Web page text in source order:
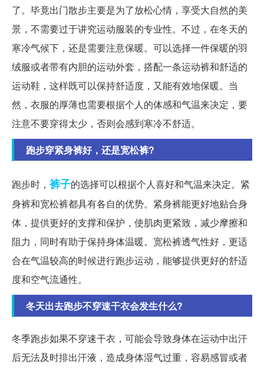
了。毕竟出门散步主要是为了放松心情，享受大自然的美
景，不需要过于讲究运动服装的专业性。不过，在冬天的
寒冷气候下，还是需要注意保暖。可以选择一件保暖的羽
绒服或者带有内胆的运动外套，搭配一条运动裤和舒适的
运动鞋，这样既可以保持舒适度，又能有效地保暖。当
然，衣服的厚薄也需要根据个人的体感和气温来决定，要
注意不要穿得太少，否则会感到寒冷不舒适。
跑步穿紧身裤好，还是宽松裤?
跑步时， 裤子的选择可以根据个人喜好和气温来决定。紧
身裤和宽松裤都具有各自的优势。紧身裤能更好地贴合身
体，提供更好的支撑和保护，使肌肉更紧致，减少摩擦和
阻力，同时有助于保持身体温暖。宽松裤透气性好，更适
合在气温较高的时候进行跑步运动，能够提供更好的舒适
度和空气流通性。
冬天出去跑步不穿速干衣会发生什么?
冬季跑步如果不穿速干衣，可能会导致身体在运动中出汗
后无法及时排出汗液，造成身体湿气过重，容易感冒或者